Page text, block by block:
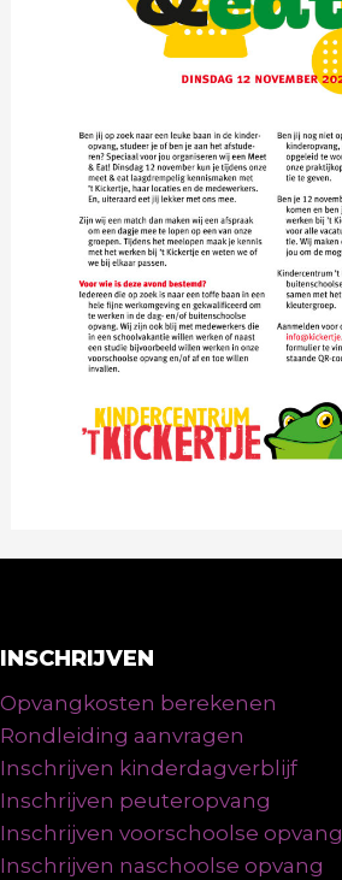
INSCHRIJVEN
Opvangkosten berekenen
Rondleiding aanvragen
Inschrijven kinderdagverblijf
Inschrijven peuteropvang
Inschrijven voorschoolse opvang
Inschrijven naschoolse opvang